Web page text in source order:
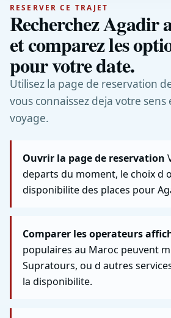
RESERVER CE TRAJET
Recherchez Agadir
et comparez les
pour votre date.
Utilisez la page de reservation
vous connaissez deja votre
voyage.
Ouvrir la page de reservation
departs du moment, le choix d
disponibilite des places pour
Comparer les operateurs
populaires au Maroc peuvent
Supratours, ou d autres
la disponibilite.